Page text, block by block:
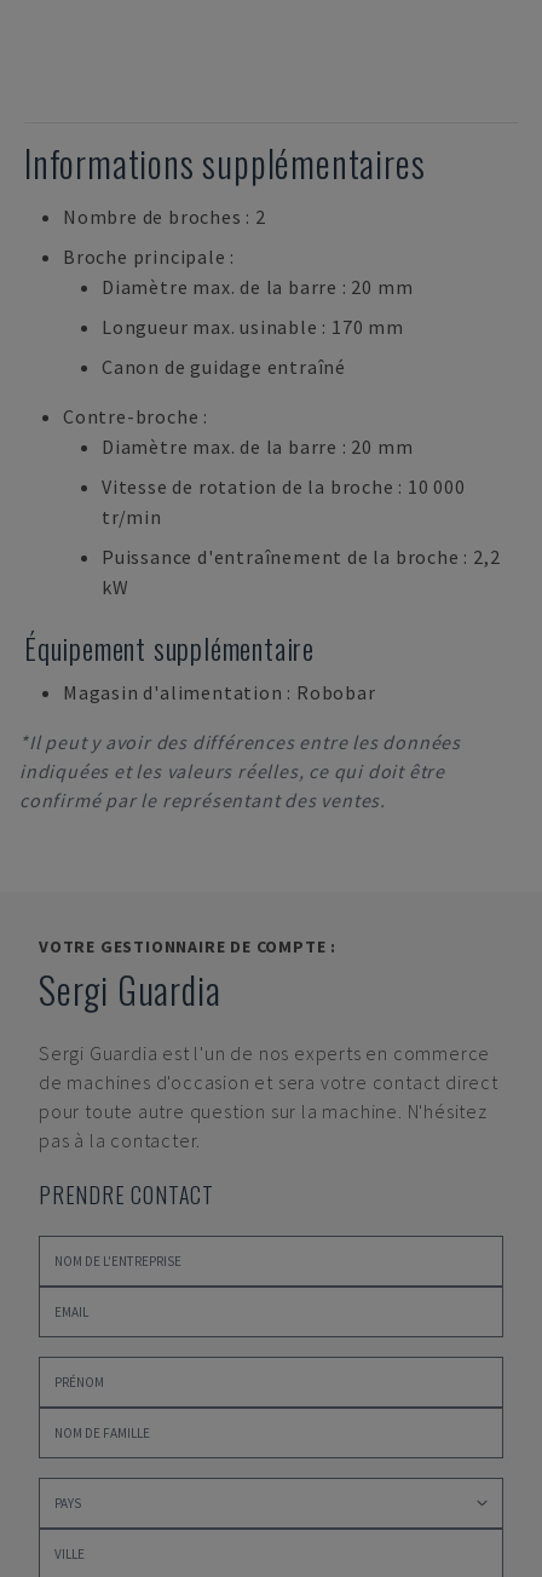
Informations supplémentaires
Nombre de broches : 2
Broche principale :
Diamètre max. de la barre : 20 mm
Longueur max. usinable : 170 mm
Canon de guidage entraîné
Contre-broche :
Diamètre max. de la barre : 20 mm
Vitesse de rotation de la broche : 10 000
tr/min
Puissance d'entraînement de la broche : 2,2
kW
Équipement supplémentaire
Magasin d'alimentation : Robobar
*Il peut y avoir des différences entre les données
indiquées et les valeurs réelles, ce qui doit être
confirmé par le représentant des ventes.
VOTRE GESTIONNAIRE DE COMPTE :
Sergi Guardia
Sergi Guardia est l'un de nos experts en commerce
de machines d'occasion et sera votre contact direct
pour toute autre question sur la machine. N'hésitez
pas à la contacter.
PRENDRE CONTACT